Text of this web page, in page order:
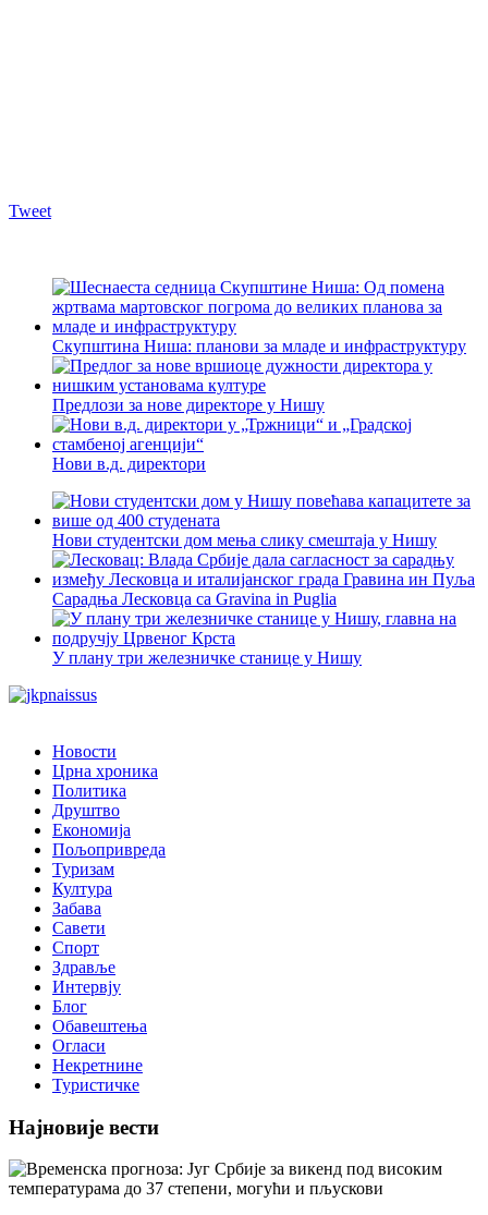
Tweet
Скупштина Ниша: планови за младе и инфраструктуру
Предлози за нове директоре у Нишу
Нови в.д. директори
Нови студентски дом мења слику смештаја у Нишу
Сарадња Лесковца са Gravina in Puglia
У плану три железничке станице у Нишу
Новости
Црна хроника
Политика
Друштво
Економија
Пољопривреда
Туризам
Култура
Забава
Савети
Спорт
Здравље
Интервју
Блог
Обавештења
Огласи
Некретнине
Туристичке
Најновије вести